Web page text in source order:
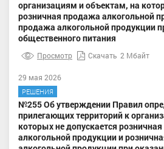
организациям и объектам, на
розничная продажа алкогольной
продажа алкогольной продукции
общественного питания
Просмотр Скачать 2 Мбайт
29 мая 2026
РЕШЕНИЯ
№255 Об утверждении Правил
прилегающих территорий к
которых не допускается
алкогольной продукции и